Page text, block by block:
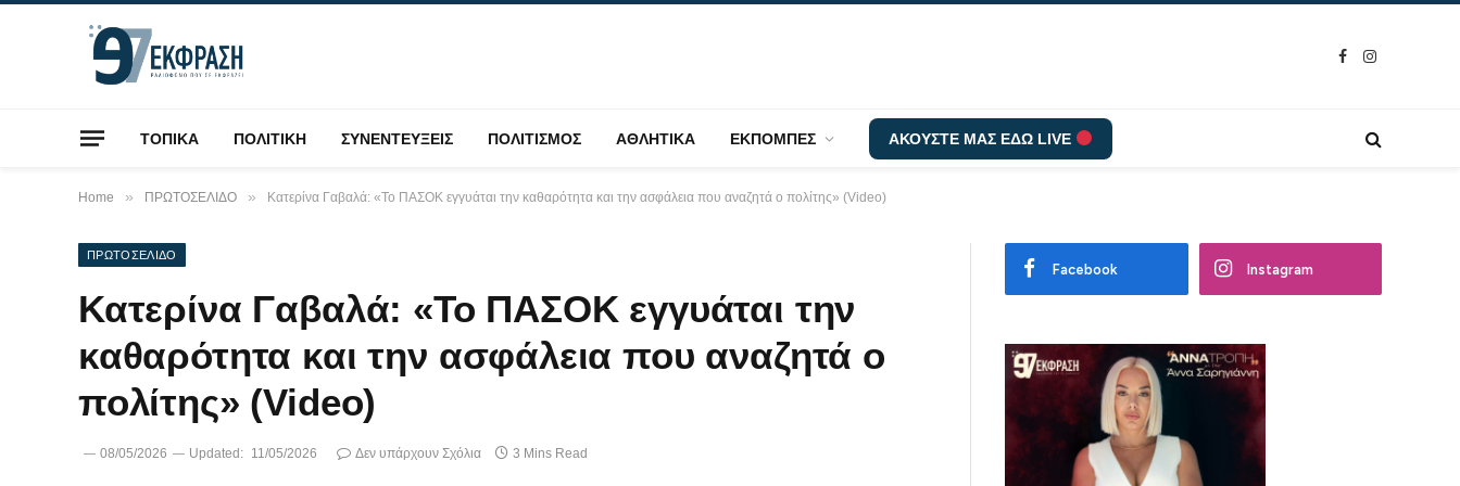
Facebook
Instagram
ΤΟΠΙΚΑ ΠΟΛΙΤΙΚΗ ΣΥΝΕΝΤΕΥΞΕΙΣ ΠΟΛΙΤΙΣΜΟΣ ΑΘΛΗΤΙΚΑ ΕΚΠΟΜΠΕΣ ΑΚΟΥΣΤΕ ΜΑΣ ΕΔΩ LIVE
Home » ΠΡΩΤΟΣΕΛΙΔΟ » Κατερίνα Γαβαλά: «Το ΠΑΣΟΚ εγγυάται την καθαρότητα και την ασφάλεια που αναζητά ο πολίτης» (Video)
ΠΡΩΤΟΣΕΛΙΔΟ
Κατερίνα Γαβαλά: «Το ΠΑΣΟΚ εγγυάται την
καθαρότητα και την ασφάλεια που αναζητά ο
πολίτης» (Video)
08/05/2026 Updated: 11/05/2026 Δεν υπάρχουν Σχόλια 3 Mins Read
Facebook Instagram